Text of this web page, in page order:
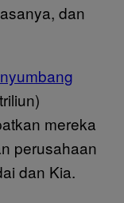
dan
mereka
perusahaan
dan Kia.